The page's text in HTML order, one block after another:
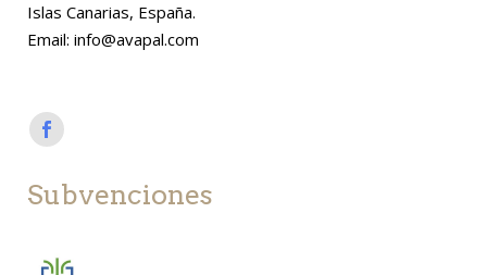
Islas Canarias, España.
Email: info@avapal.com
Subvenciones